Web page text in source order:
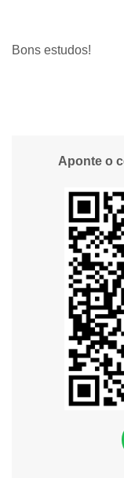
Bons estudos!
Aponte o